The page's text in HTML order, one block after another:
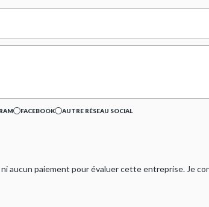
FACEBOOK AUTRE RÉSEAU SOCIAL
aucun paiement pour évaluer cette entreprise. Je